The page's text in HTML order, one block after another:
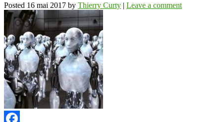
Posted 16 mai 2017 by Thierry Curty | Leave a comment